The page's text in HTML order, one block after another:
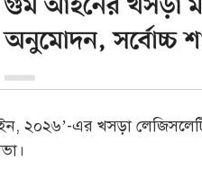
২০২৬’-এর খসড়া